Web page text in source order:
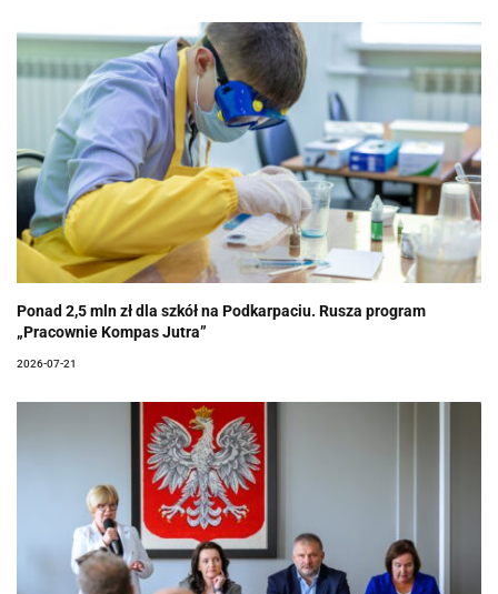
Ponad 2,5 mln zł dla szkół na Podkarpaciu. Rusza program
„Pracownie Kompas Jutra”
2026-07-21